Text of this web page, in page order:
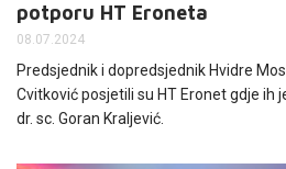
potporu HT Eroneta
08.07.2024
Predsjednik i dopredsjednik Hvidre Mostar
Cvitković posjetili su HT Eronet gdje ih
dr. sc. Goran Kraljević.